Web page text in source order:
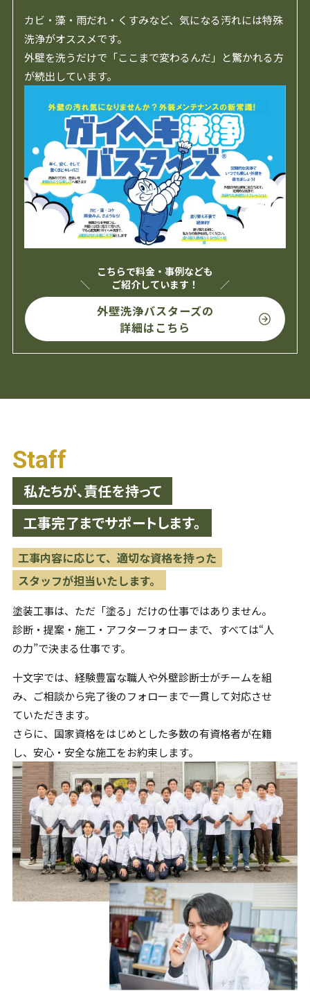
カビ・藻・雨だれ・くすみなど、気になる汚れには特殊
洗浄がオススメです。
外壁を洗うだけで「ここまで変わるんだ」と驚かれる方
が続出しています。
こちらで料金・事例なども
ご紹介しています！
外壁洗浄バスターズの
詳細はこちら
Staff
私たちが、責任を持って
工事完了までサポートします。
工事内容に応じて、適切な資格を持った
スタッフが担当いたします。
塗装工事は、ただ「塗る」だけの仕事ではありません。
診断・提案・施工・アフターフォローまで、すべては“人
の力”で決まる仕事です。
十文字では、経験豊富な職人や外壁診断士がチームを組
み、 ご相談から完了後のフォローまで一貫して対応させ
ていただきます。
さらに、国家資格をはじめとした多数の有資格者が在籍
し、 安心・安全な施工をお約束します。